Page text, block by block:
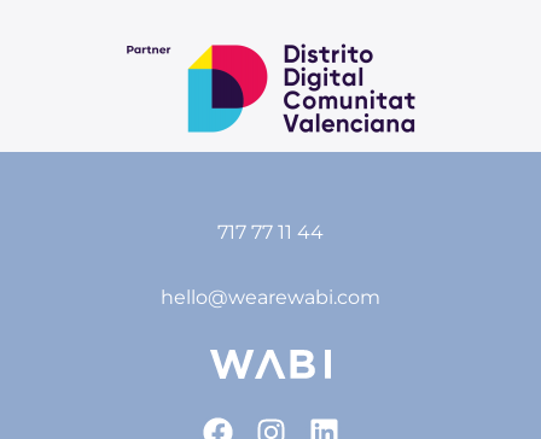
717 77 11 44
hello@wearewabi.com